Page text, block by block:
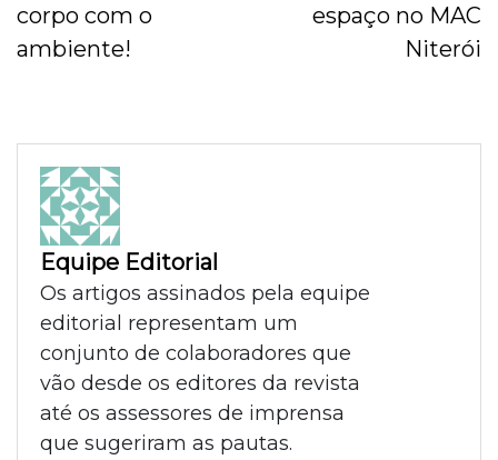
corpo com o
ambiente!
espaço no MAC
Niterói
Equipe Editorial
Os artigos assinados pela equipe
editorial representam um
conjunto de colaboradores que
vão desde os editores da revista
até os assessores de imprensa
que sugeriram as pautas.